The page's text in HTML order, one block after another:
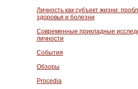
Личность как субъект жизни:
здоровья и болезни
Современные прикладные
личности
События
Обзоры
Procedia